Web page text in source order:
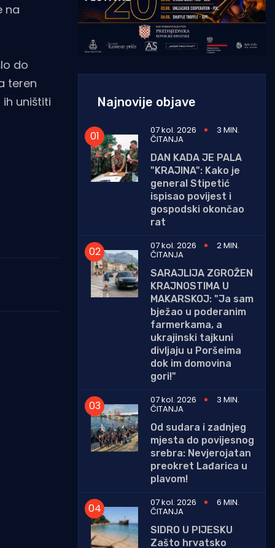
na
do
teren
uništiti
Najnovije objave
07 kol. 2026 3 MIN.
ČITANJA
DAN KADA JE PALA
"KRAJINA": Kako je
general Stipetić
ispisao povijest i
gospodski okončao
rat
07 kol. 2026
2 MIN.
ČITANJA
SARAJLIJA ZGROŽEN
KRAJNOSTIMA U
MAKARSKOJ: "Ja sam
bježao u poderanim
farmerkama, a
ukrajinski tajkuni
divljaju u Poršeima
dok im domovina
gori!"
07 kol. 2026
3 MIN.
ČITANJA
Od sudara i zadnjeg
mjesta do povijesnog
srebra: Nevjerojatan
preokret Lađarica u
plavom!
07 kol. 2026
6 MIN.
ČITANJA
SIDRO U PIJESKU
Zašto hrvatsko